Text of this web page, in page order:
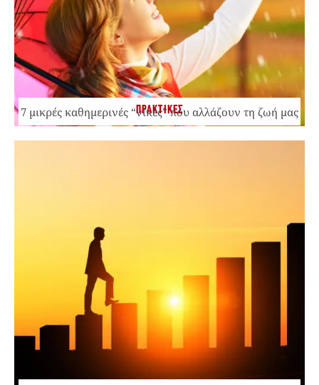
ΠΡΑΚΤΙΚΕΣ
7 μικρές καθημερινές “νίκες” που αλλάζουν τη ζωή μας